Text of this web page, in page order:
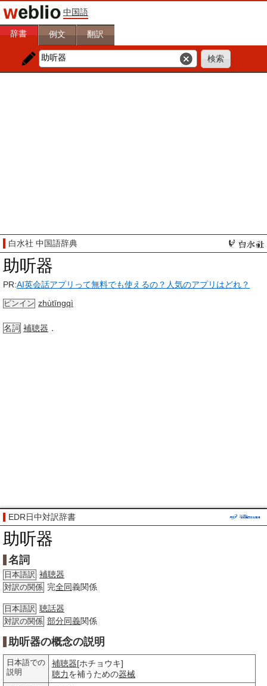
中国語
辞書 例文 翻訳
白水社 中国語辞典
助听器
PR:AI英会話アプリって無料でも使えるの？人気のアプリはどれ？
ピンイン zhùtīngqì
名詞 補聴器 ．
EDR日中対訳辞書
助听器
名詞
日本語訳 補聴器
対訳の関係 完全同義関係
日本語訳 聴話器
対訳の関係 部分同義関係
助听器の概念の説明
日本語での
説明
補聴器[ホチョウキ]
聴力を補うための器械